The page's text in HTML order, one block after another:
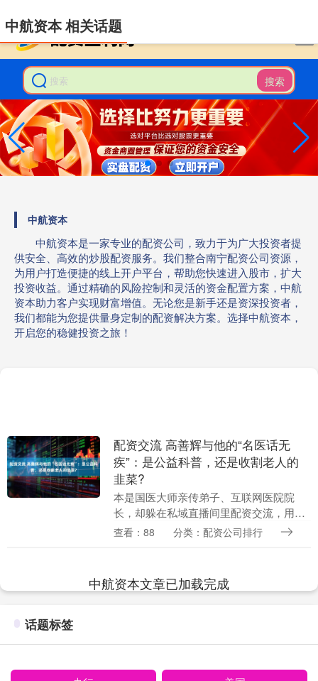
搜索
中航资本
中航资本是一家专业的配资公司，致力于为广大投资者提
供安全、高效的炒股配资服务。我们整合南宁配资公司资源，
为用户打造便捷的线上开户平台，帮助您快速进入股市，扩大
投资收益。通过精确的风险控制和灵活的资金配置方案，中航
资本助力客户实现财富增值。无论您是新手还是资深投资者，
我们都能为您提供量身定制的配资解决方案。选择中航资本，
开启您的稳健投资之旅！
中航资本 相关话题
配资交流 高善辉与他的“名医话无
疾”：是公益科普，还是收割老人的
韭菜?
本是国医大师亲传弟子、互联网医院院
长，却躲在私域直播间里配资交流，用一
个个“感人故事”兜售着包治百病的神药。
查看：88 分类：配资公司排行
中航资本文章已加载完成
话题标签